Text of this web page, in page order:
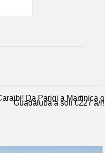
Da Parigi a Martinica o
Guadalupa a soli €227 a/r!